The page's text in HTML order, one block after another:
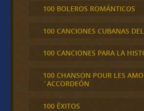
100 BOLEROS ROMÁNTICOS
100 CANCIONES CUBANAS
100 CANCIONES PARA LA
100 CHANSON POUR LES
´ACCORDEÓN
100 ÉXITOS